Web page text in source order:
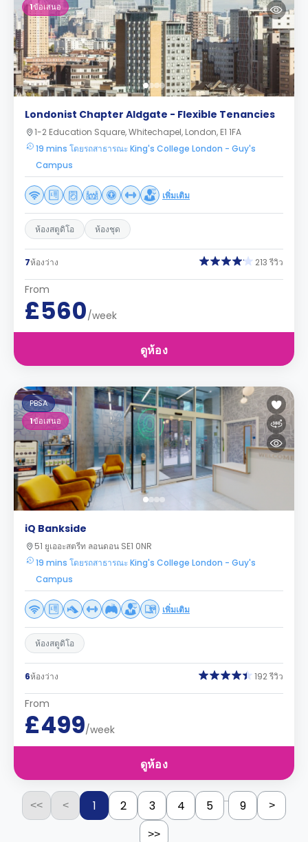
1ข้อเสนอ
Londonist Chapter Aldgate - Flexible Tenancies
1-2 Education Square, Whitechapel, London, E1 1FA
19 mins โดยรถสาธารณะ King's College London - Guy's
Campus
เพิ่มเติม
ห้องสตูดิโอ ห้องชุด
7ห้องว่าง 213 รีวิว
From
£560/week
ดูห้อง
PBSA
1ข้อเสนอ
iQ Bankside
51 ยูเออะสตรีท ลอนดอน SE1 0NR
19 mins โดยรถสาธารณะ King's College London - Guy's
Campus
เพิ่มเติม
ห้องสตูดิโอ
6ห้องว่าง 192 รีวิว
From
£499/week
ดูห้อง
<< < 1 2 3 4 5 ... 9 >
>>